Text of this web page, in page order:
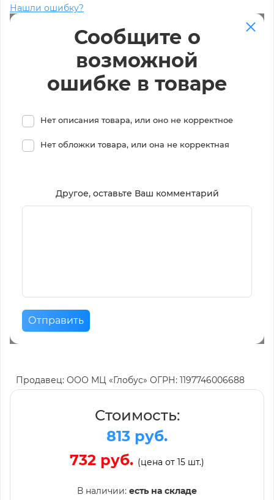
Нашли ошибку?
Сообщите о
возможной
ошибке в товаре
Нет описания товара, или оно не корректное
Нет обложки товара, или она не корректная
Другое, оставьте Ваш комментарий
Отправить
Продавец: ООО МЦ «Глобус» ОГРН: 1197746006688
Стоимость:
813 руб.
732 руб. (цена от 15 шт.)
В наличии: есть на складе